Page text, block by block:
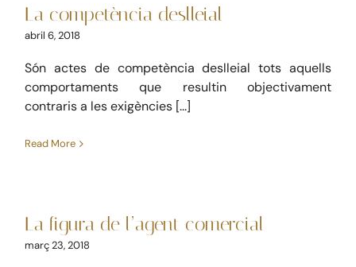
La competència deslleial
abril 6, 2018
Són actes de competència deslleial tots aquells
comportaments que resultin objectivament
contraris a les exigències [...]
Read More
Mercantil
La figura de l’agent comercial
març 23, 2018